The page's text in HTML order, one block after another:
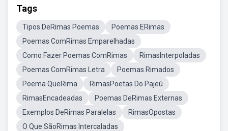
Tags
Tipos DeRimas Poemas
Poemas ERimas
Poemas ComRimas Emparelhadas
Como Fazer Poemas ComRimas
RimasInterpoladas
Poemas ComRimas Letra
Poemas Rimados
Poema QueRima
RimasPoetas Do Pajeú
RimasEncadeadas
Poemas DeRimas Externas
Exemplos DeRimas Paralelas
RimasOpostas
O Que SãoRimas Intercaladas